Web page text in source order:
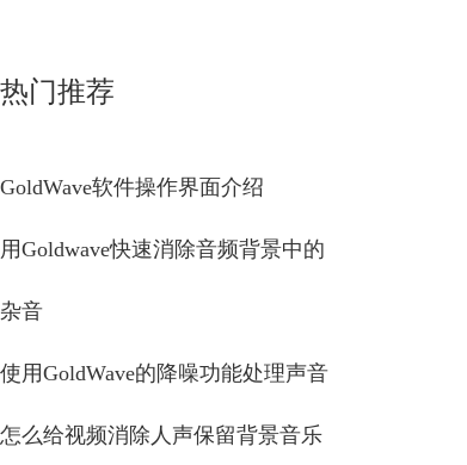
热门推荐
GoldWave软件操作界面介绍
用Goldwave快速消除音频背景中的
杂音
使用GoldWave的降噪功能处理声音
怎么给视频消除人声保留背景音乐